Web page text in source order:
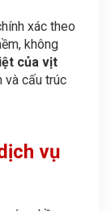
xác theo
không
của vịt
và cấu trúc
vụ